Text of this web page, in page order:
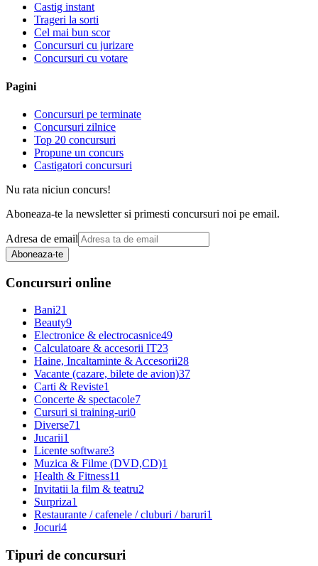
Castig instant
Trageri la sorti
Cel mai bun scor
Concursuri cu jurizare
Concursuri cu votare
Pagini
Concursuri pe terminate
Concursuri zilnice
Top 20 concursuri
Propune un concurs
Castigatori concursuri
Nu rata niciun concurs!
Aboneaza-te la newsletter si primesti concursuri noi pe email.
Adresa de email
Aboneaza-te
Concursuri online
Bani21
Beauty9
Electronice & electrocasnice49
Calculatoare & accesorii IT23
Haine, Incaltaminte & Accesorii28
Vacante (cazare, bilete de avion)37
Carti & Reviste1
Concerte & spectacole7
Cursuri si training-uri0
Diverse71
Jucarii1
Licente software3
Muzica & Filme (DVD,CD)1
Health & Fitness11
Invitatii la film & teatru2
Surpriza1
Restaurante / cafenele / cluburi / baruri1
Jocuri4
Tipuri de concursuri